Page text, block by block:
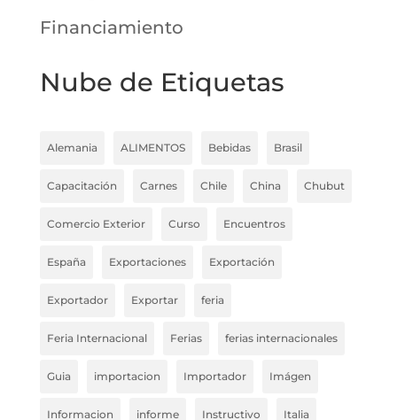
Financiamiento
Nube de Etiquetas
Alemania ALIMENTOS Bebidas Brasil
Capacitación Carnes Chile China Chubut
Comercio Exterior Curso Encuentros
España Exportaciones Exportación
Exportador Exportar feria
Feria Internacional Ferias ferias internacionales
Guia importacion Importador Imágen
Informacion informe Instructivo Italia